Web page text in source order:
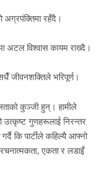
रहँदै।
अटल विश्वास कायम राख्दै।
जीवनशक्तिले भरिपूर्ण।
कुञ्जी हुन्। हामीले
उत्कृष्ट गुणहरूलाई निरन्तर
कि पार्टीले कहिल्यै आफ्नो
एकता र लडाइँ